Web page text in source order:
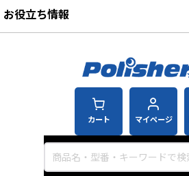
カート マイページ
お役立ち情報